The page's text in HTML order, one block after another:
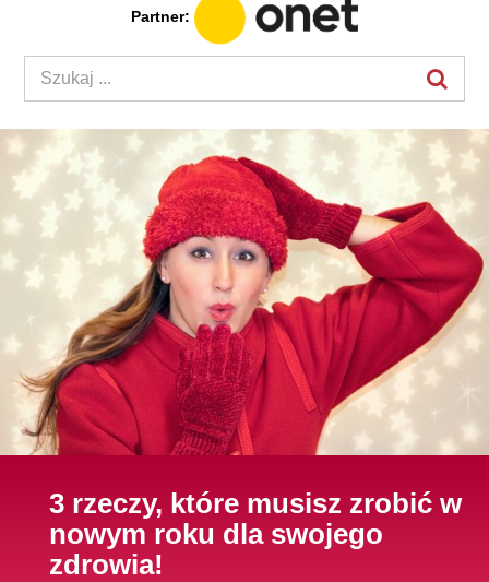
Partner:
3 rzeczy, które musisz zrobić w
nowym roku dla swojego
zdrowia!